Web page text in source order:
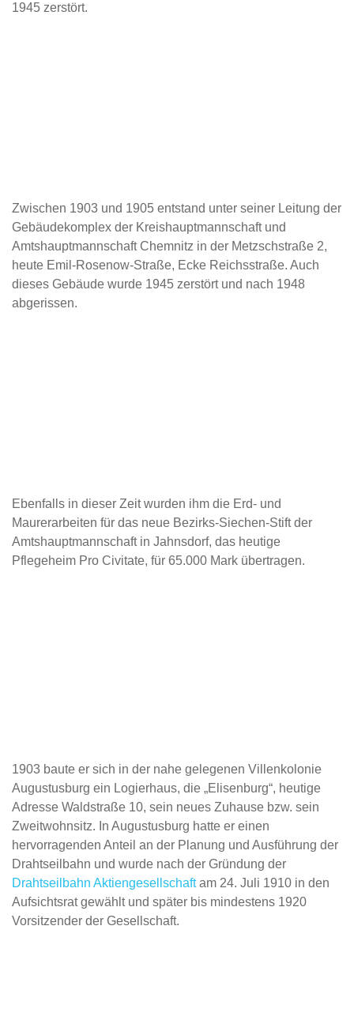
1945 zerstört.
Zwischen 1903 und 1905 entstand unter seiner Leitung der
Gebäudekomplex der Kreishauptmannschaft und
Amtshauptmannschaft Chemnitz in der Metzschstraße 2,
heute Emil-Rosenow-Straße, Ecke Reichsstraße. Auch
dieses Gebäude wurde 1945 zerstört und nach 1948
abgerissen.
Ebenfalls in dieser Zeit wurden ihm die Erd- und
Maurerarbeiten für das neue Bezirks-Siechen-Stift der
Amtshauptmannschaft in Jahnsdorf, das heutige
Pflegeheim Pro Civitate, für 65.000 Mark übertragen.
1903 baute er sich in der nahe gelegenen Villenkolonie
Augustusburg ein Logierhaus, die „Elisenburg“, heutige
Adresse Waldstraße 10, sein neues Zuhause bzw. sein
Zweitwohnsitz. In Augustusburg hatte er einen
hervorragenden Anteil an der Planung und Ausführung der
Drahtseilbahn und wurde nach der Gründung der
Drahtseilbahn Aktiengesellschaftam 24. Juli 1910 in den
Aufsichtsrat gewählt und später bis mindestens 1920
Vorsitzender der Gesellschaft.